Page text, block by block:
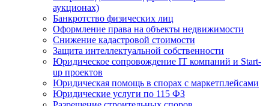
аукционах)
Банкротство физических лиц
Оформление права на объекты недвижимости
Снижение кадастровой стоимости
Защита интеллектуальной собственности
Юридическое сопровождение IT компаний и Start-
up проектов
Юридическая помощь в спорах с маркетплейсами
Юридические услуги по 115 ФЗ